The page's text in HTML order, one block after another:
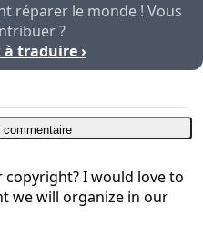
réparer le monde ! Vous
?
à traduire ›
commentaire
I would love to
we will organize in our